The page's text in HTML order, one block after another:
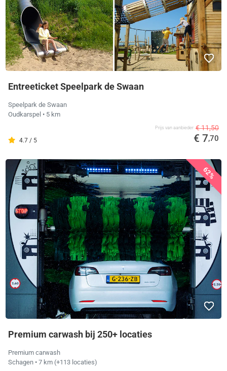
Entreeticket Speelpark de Swaan
Speelpark de Swaan
Oudkarspel • 5 km
4.7 / 5
Prijs van aanbieder € 11,50
€ 7,70
62%
Premium carwash bij 250+ locaties
Premium carwash
Schagen • 7 km (+113 locaties)